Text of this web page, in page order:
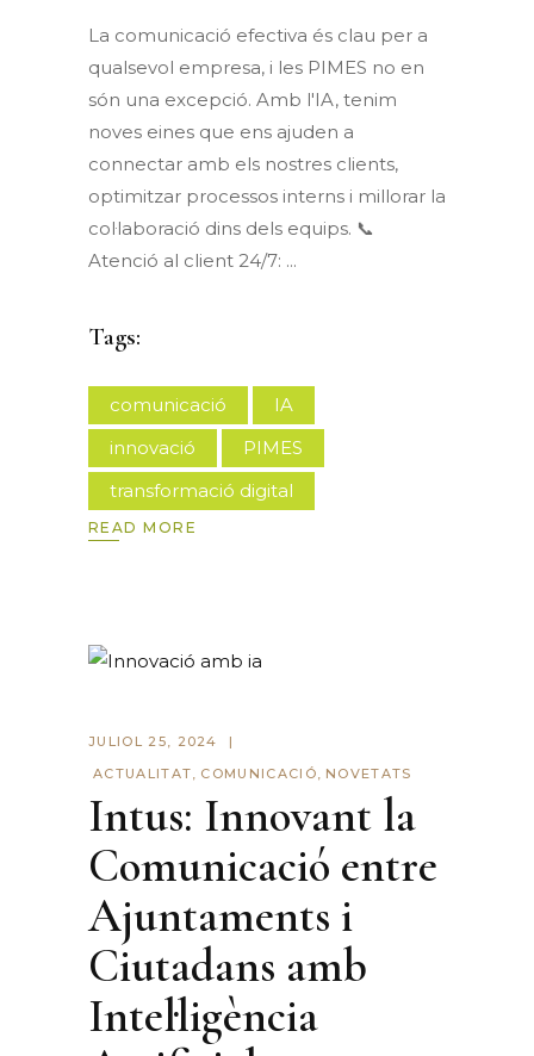
La comunicació efectiva és clau per a
qualsevol empresa, i les PIMES no en
són una excepció. Amb l'IA, tenim
noves eines que ens ajuden a
connectar amb els nostres clients,
optimitzar processos interns i millorar la
col·laboració dins dels equips. 📞
Atenció al client 24/7:
Tags:
comunicació
IA
innovació
PIMES
transformació digital
READ MORE
JULIOL 25, 2024
ACTUALITAT, COMUNICACIÓ, NOVETATS
Intus: Innovant la
Comunicació entre
Ajuntaments i
Ciutadans amb
Intel·ligència